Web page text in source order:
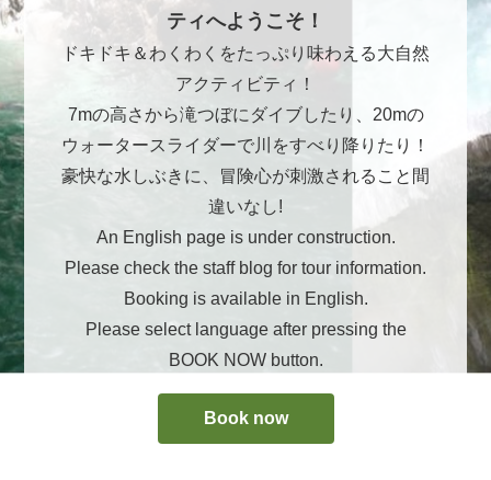
ティへようこそ！
ドキドキ＆わくわくをたっぷり味わえる大自然
アクティビティ！
7mの高さから滝つぼにダイブしたり、20mの
ウォータースライダーで川をすべり降りたり！
豪快な水しぶきに、冒険心が刺激されること間
違いなし!
An English page is under construction.
Please check the staff blog for tour information.
Booking is available in English.
Please select language after pressing the
BOOK NOW button.
Book now